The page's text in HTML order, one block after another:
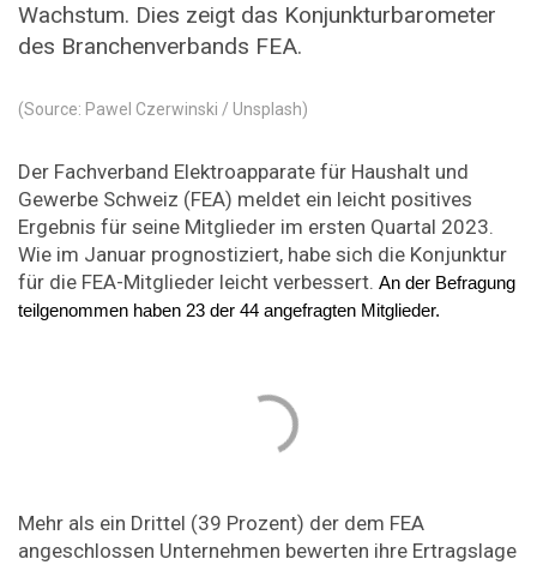
Wachstum. Dies zeigt das Konjunkturbarometer
des Branchenverbands FEA.
(Source: Pawel Czerwinski / Unsplash)
Der Fachverband Elektroapparate für Haushalt und
Gewerbe Schweiz (FEA) meldet ein leicht positives
Ergebnis für seine Mitglieder im ersten Quartal 2023.
Wie im Januar prognostiziert, habe sich die Konjunktur
für die FEA-Mitglieder leicht verbessert. An der Befragung
teilgenommen haben 23 der 44 angefragten Mitglieder.
Mehr als ein Drittel (39 Prozent) der dem FEA
angeschlossen Unternehmen bewerten ihre Ertragslage